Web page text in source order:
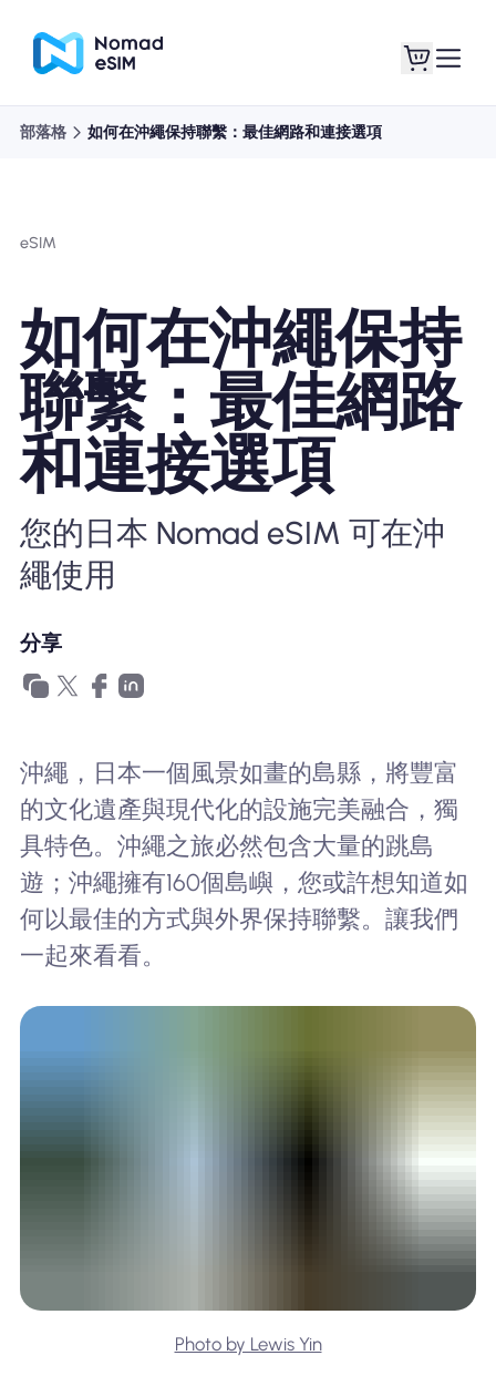
購買計劃
關於eSIM
為什麼選擇Nomad eSIM
企業用戶
部落格 如何在沖繩保持聯繫：最佳網路和連接選項
eSIM
如何在沖繩保持
聯繫：最佳網路
和連接選項
您的日本 Nomad eSIM 可在沖
繩使用
分享
沖繩，日本一個風景如畫的島縣，將豐富
的文化遺產與現代化的設施完美融合，獨
具特色。沖繩之旅必然包含大量的跳島
遊；沖繩擁有160個島嶼，您或許想知道如
何以最佳的方式與外界保持聯繫。讓我們
一起來看看。
Photo by Lewis Yin